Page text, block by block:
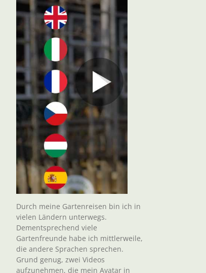
Durch meine Gartenreisen bin ich in
vielen Ländern unterwegs.
Dementsprechend viele
Gartenfreunde habe ich mittlerweile,
die andere Sprachen sprechen.
Grund genug, zwei Videos
aufzunehmen, die mein Avatar in